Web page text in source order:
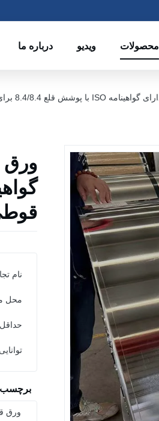
محصولات ویدیو درباره ما
نام
محل
برچسب